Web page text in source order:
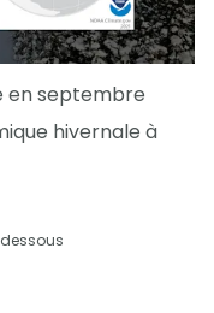
en septembre
hivernale à